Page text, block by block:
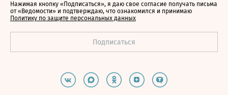
Нажимая кнопку «Подписаться», я даю свое согласие получать письма
от «Ведомости» и подтверждаю, что ознакомился и принимаю
Политику по защите персональных данных